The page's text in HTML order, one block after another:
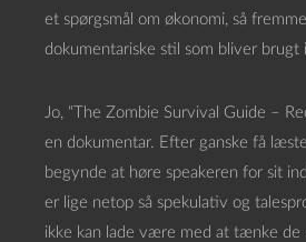
et spørgsmål om økonomi, så
dokumentariske stil som bliver brugt
Jo, “The Zombie Survival Guide –
en dokumentar. Efter ganske få
begynde at høre speakeren for sit
er lige netop så spekulativ og
ikke kan lade være med at tænke de